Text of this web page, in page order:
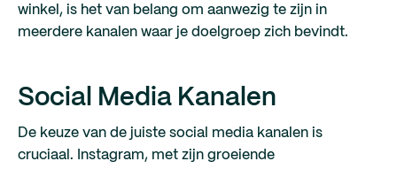
winkel, is het van belang om aanwezig te zijn in
meerdere kanalen waar je doelgroep zich bevindt.
Social Media Kanalen
De keuze van de juiste social media kanalen is
cruciaal. Instagram, met zijn groeiende